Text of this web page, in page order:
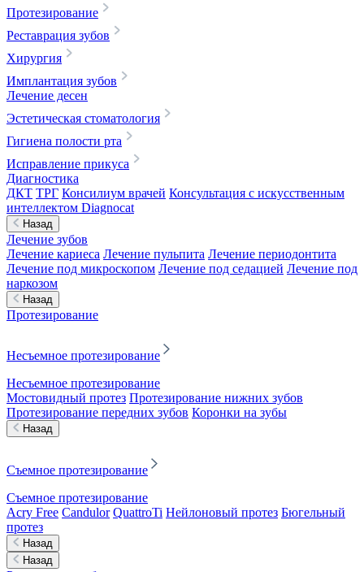
Протезирование
Реставрация зубов
Хирургия
Имплантация зубов
Лечение десен
Эстетическая стоматология
Гигиена полости рта
Исправление прикуса
Диагностика
ДКТ ТРГ Консилиум врачей Консультация с искусственным
интеллектом Diagnocat
Назад
Лечение зубов
Лечение кариеса Лечение пульпита Лечение периодонтита
Лечение под микроскопом Лечение под седацией Лечение под
наркозом
Назад
Протезирование
Несъемное протезирование
Несъемное протезирование
Мостовидный протез Протезирование нижних зубов
Протезирование передних зубов Коронки на зубы
Назад
Съемное протезирование
Съемное протезирование
Acry Free Candulor QuattroTi Нейлоновый протез Бюгельный
протез
Назад
Назад